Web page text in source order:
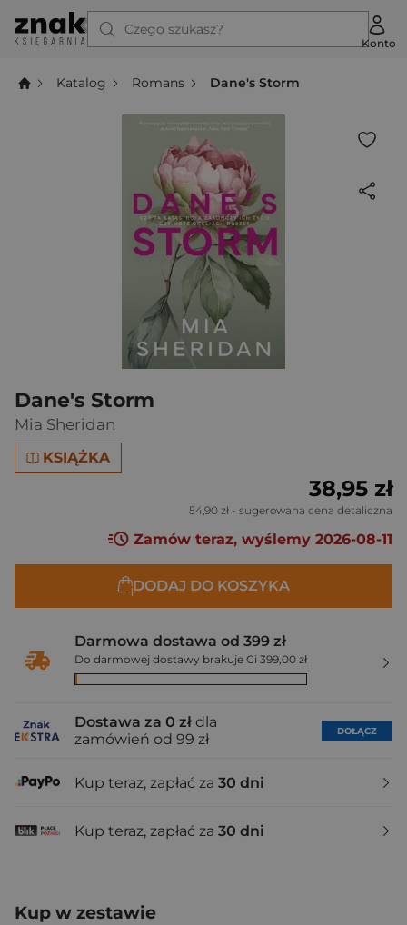
Czego szukasz?
Konto
Katalog Romans Dane's Storm
Dane's Storm
Mia Sheridan
KSIĄŻKA
38,95 zł
54,90 zł - sugerowana cena detaliczna
Zamów teraz, wyślemy 2026-08-11
DODAJ DO KOSZYKA
Darmowa dostawa od 399 zł
Do darmowej dostawy brakuje Ci 399,00 zł
Dostawa za 0 zł dla
zamówień od 99 zł
DOŁĄCZ
Kup teraz, zapłać za 30 dni
Kup teraz, zapłać za 30 dni
Kup w zestawie